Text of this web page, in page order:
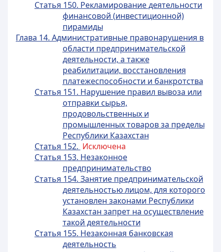
Статья 150. Рекламирование деятельности
финансовой (инвестиционной)
пирамиды
Глава 14. Административные правонарушения в
области предпринимательской
деятельности, а также
реабилитации, восстановления
платежеспособности и банкротства
Статья 151. Нарушение правил вывоза или
отправки сырья,
продовольственных и
промышленных товаров за пределы
Республики Казахстан
Статья 152. Исключена
Статья 153. Незаконное
предпринимательство
Статья 154. Занятие предпринимательской
деятельностью лицом, для которого
установлен законами Республики
Казахстан запрет на осуществление
такой деятельности
Статья 155. Незаконная банковская
деятельность